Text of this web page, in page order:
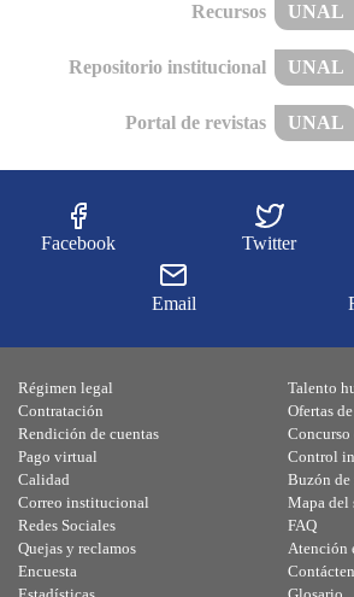
Recursos UNAL
Repositorio institucional UNAL
Portal de revistas UNAL
Facebook Twitter
Email
Régimen legal
Contratación
Rendición de cuentas
Pago virtual
Calidad
Talento
Ofertas
Concurso
Control
Buzón
Correo institucional
Redes Sociales
Quejas y reclamos
Encuesta
Mapa del
FAQ
Atención